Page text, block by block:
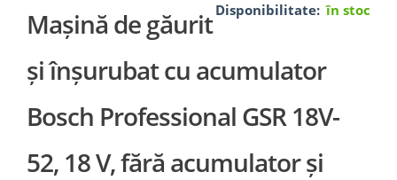
Disponibilitate: în stoc
Mașină de găurit
și înșurubat cu acumulator
Bosch Professional GSR 18V-
52, 18 V, fără acumulator și